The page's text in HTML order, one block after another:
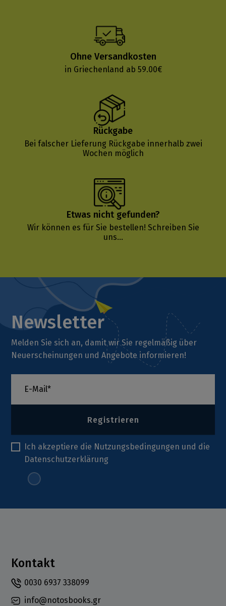
Ohne Versandkosten
in Griechenland ab 59.00€
Rückgabe
Bei falscher Lieferung Rückgabe innerhalb zwei
Wochen möglich
Etwas nicht gefunden?
Wir können es für Sie bestellen! Schreiben Sie
uns...
Newsletter
Melden Sie sich an, damit wir Sie regelmäßig über
Neuerscheinungen und Angebote informieren!
Registrieren
Ich akzeptiere die Nutzungsbedingungen und die
Datenschutzerklärung
Kontakt
0030 6937 338099
info@notosbooks.gr